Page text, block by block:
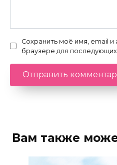
Сохранить моё имя, email и
браузере для
Вам также